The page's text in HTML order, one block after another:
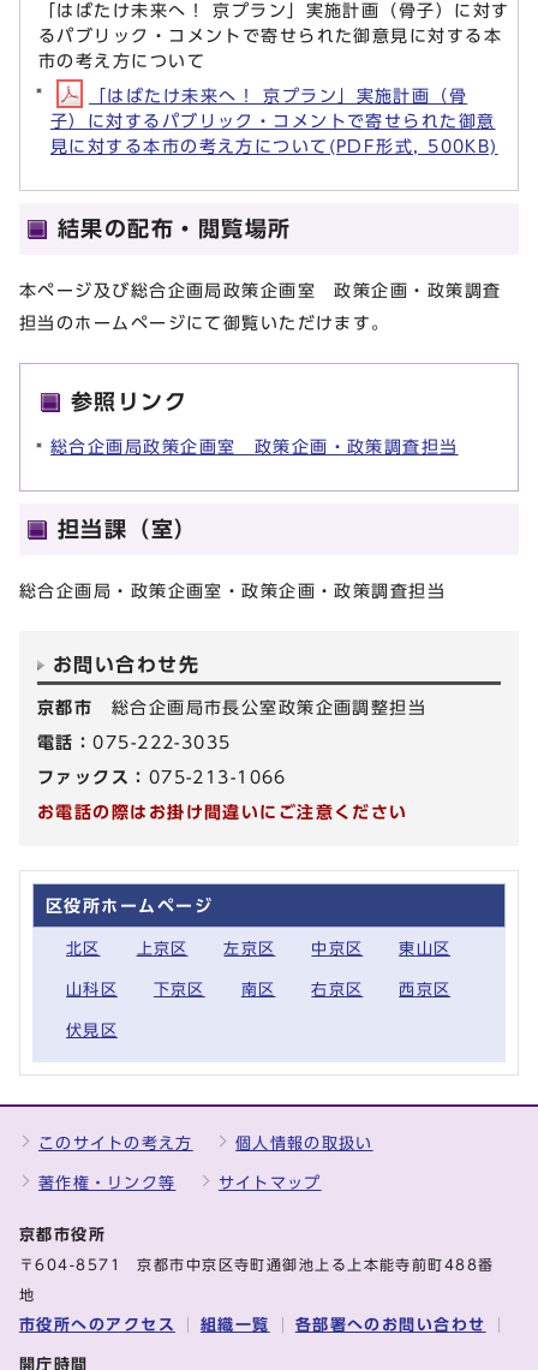
「はばたけ未来へ！ 京プラン」実施計画（骨子）に対す
るパブリック・コメントで寄せられた御意見に対する本
市の考え方について
「はばたけ未来へ！ 京プラン」実施計画（骨
子）に対するパブリック・コメントで寄せられた御意
見に対する本市の考え方について(PDF形式, 500KB)
結果の配布・閲覧場所
本ページ及び総合企画局政策企画室 政策企画・政策調査
担当のホームページにて御覧いただけます。
参照リンク
総合企画局政策企画室 政策企画・政策調査担当
担当課（室）
総合企画局・政策企画室・政策企画・政策調査担当
お問い合わせ先
京都市 総合企画局市長公室政策企画調整担当
電話：075-222-3035
ファックス： 075-213-1066
お電話の際はお掛け間違いにご注意ください
区役所ホームページ
北区 上京区 左京区 中京区 東山区
山科区 下京区 南区 右京区 西京区
伏見区
このサイトの考え方 個人情報の取扱い
著作権・リンク等 サイトマップ
京都市役所
〒604-8571 京都市中京区寺町通御池上る上本能寺前町488番
地
市役所へのアクセス 組織一覧 各部署へのお問い合わせ
開庁時間